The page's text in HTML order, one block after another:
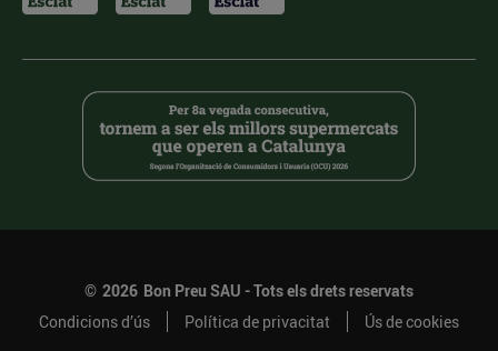
© 2026 Bon Preu SAU - Tots els drets reservats
Condicions d’ús
Política de privacitat Ús de cookies